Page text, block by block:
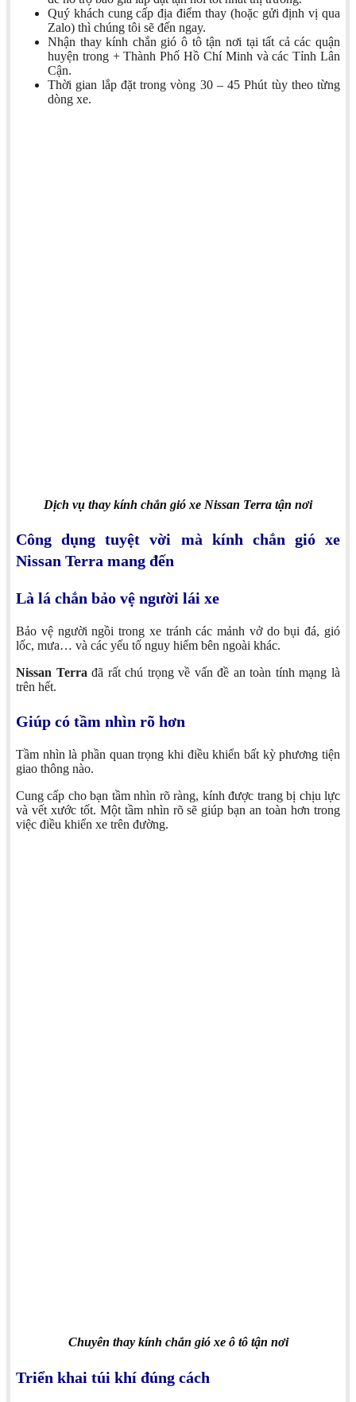
Quý khách cung cấp địa điểm thay (hoặc gửi định vị qua
Zalo) thì chúng tôi sẽ đến ngay.
Nhận thay kính chắn gió ô tô tận nơi tại tất cả các quận
huyện trong + Thành Phố Hồ Chí Minh và các Tỉnh Lân
Cận.
Thời gian lắp đặt trong vòng 30 – 45 Phút tùy theo từng
dòng xe.
Dịch vụ thay kính chắn gió xe Nissan Terra tận nơi
Công dụng tuyệt vời mà kính chắn gió xe
Nissan Terra mang đến
Là lá chắn bảo vệ người lái xe
Bảo vệ người ngồi trong xe tránh các mảnh vở do bụi đá, gió
lốc, mưa… và các yếu tố nguy hiểm bên ngoài khác.
Nissan Terra đã rất chú trọng về vấn đề an toàn tính mạng là
trên hết.
Giúp có tầm nhìn rõ hơn
Tầm nhìn là phần quan trọng khi điều khiển bất kỳ phương tiện
giao thông nào.
Cung cấp cho bạn tầm nhìn rõ ràng, kính được trang bị chịu lực
và vết xước tốt. Một tầm nhìn rõ sẽ giúp bạn an toàn hơn trong
việc điều khiển xe trên đường.
Chuyên thay kính chắn gió xe ô tô tận nơi
Triển khai túi khí đúng cách